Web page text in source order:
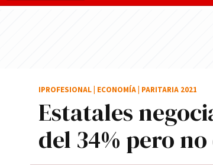
Estatales
del 34% pero
IPROFESIONAL ECONOMÍA PARITARIA 2021